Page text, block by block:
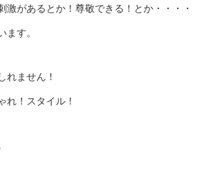
があるとか！尊敬できる！とか・・・・
す。
れません！
れ！スタイル！